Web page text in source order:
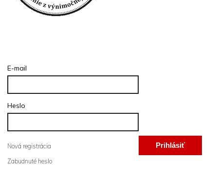
E-mail
Heslo
Prihlásiť
Nová registrácia
Zabudnuté heslo